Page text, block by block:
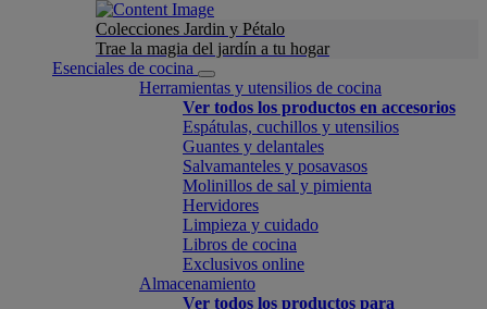
Colecciones Jardin y Pétalo
Trae la magia del jardín a tu hogar
Esenciales de cocina
Herramientas y utensilios de cocina
Ver todos los productos en accesorios
Espátulas, cuchillos y utensilios
Guantes y delantales
Salvamanteles y posavasos
Molinillos de sal y pimienta
Hervidores
Limpieza y cuidado
Libros de cocina
Exclusivos online
Almacenamiento
Ver todos los productos para